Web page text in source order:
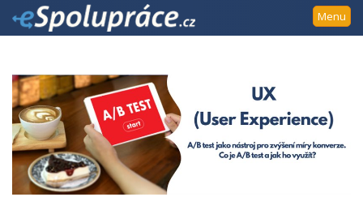
Přejít
k
na
obsah
Přejít
k
postrannímu
sloupci
Menu